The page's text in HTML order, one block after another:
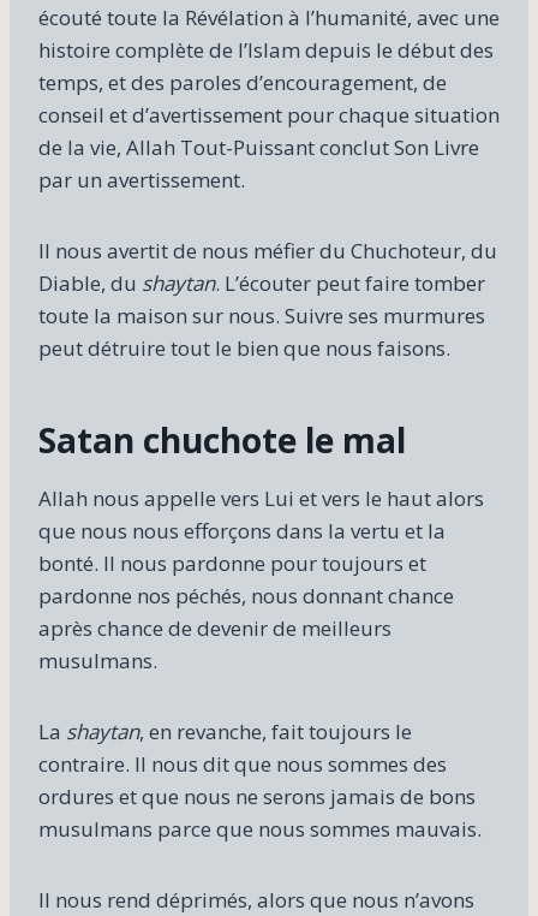
écouté toute la Révélation à l’humanité, avec une
histoire complète de l’Islam depuis le début des
temps, et des paroles d’encouragement, de
conseil et d’avertissement pour chaque situation
de la vie, Allah Tout-Puissant conclut Son Livre
par un avertissement.
Il nous avertit de nous méfier du Chuchoteur, du
Diable, du shaytan. L’écouter peut faire tomber
toute la maison sur nous. Suivre ses murmures
peut détruire tout le bien que nous faisons.
Satan chuchote le mal
Allah nous appelle vers Lui et vers le haut alors
que nous nous efforçons dans la vertu et la
bonté. Il nous pardonne pour toujours et
pardonne nos péchés, nous donnant chance
après chance de devenir de meilleurs
musulmans.
La shaytan, en revanche, fait toujours le
contraire. Il nous dit que nous sommes des
ordures et que nous ne serons jamais de bons
musulmans parce que nous sommes mauvais.
Il nous rend déprimés, alors que nous n’avons